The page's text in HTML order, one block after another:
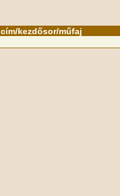
cím/kezdősor/műfaj